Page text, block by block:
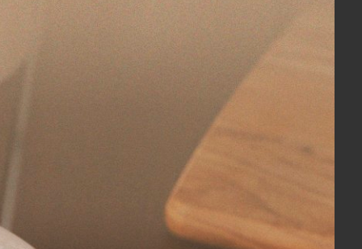
Porta Azeite Redondo Toscana Verde
no cartão
R$ 99,50
no boleto ou pix